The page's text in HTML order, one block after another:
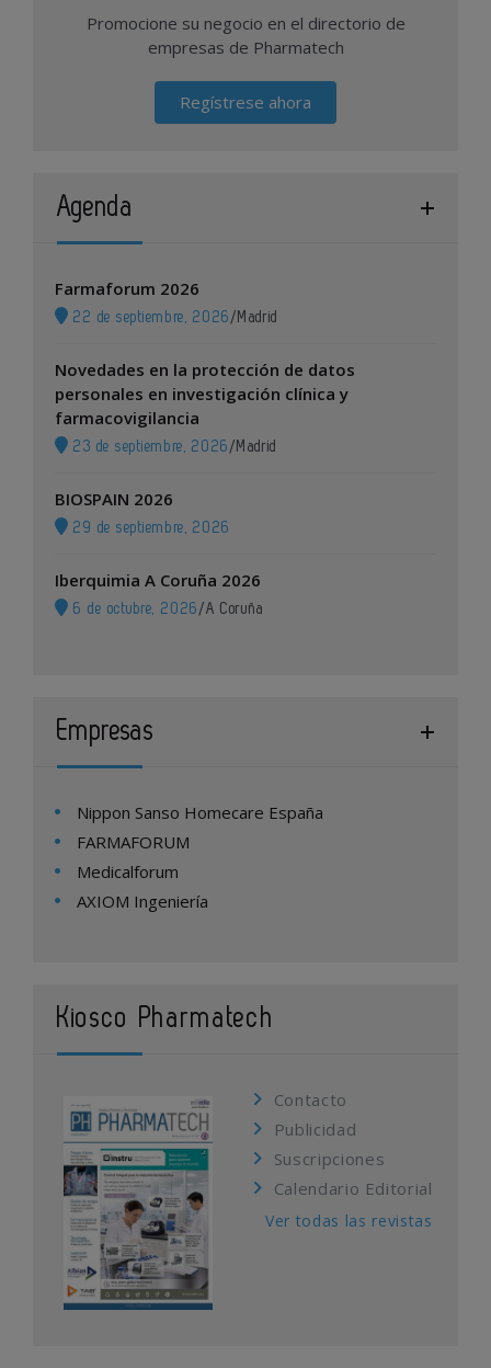
Promocione su negocio en el directorio de
empresas de Pharmatech
Regístrese ahora
Agenda
Farmaforum 2026
22 de septiembre, 2026 / Madrid
Novedades en la protección de datos
personales en investigación clínica y
farmacovigilancia
23 de septiembre, 2026 / Madrid
BIOSPAIN 2026
29 de septiembre, 2026
Iberquimia A Coruña 2026
6 de octubre, 2026 /A Coruña
Empresas
Nippon Sanso Homecare España
FARMAFORUM
Medicalforum
AXIOM Ingeniería
Kiosco Pharmatech
Contacto
Publicidad
Suscripciones
Calendario Editorial
Ver todas las revistas